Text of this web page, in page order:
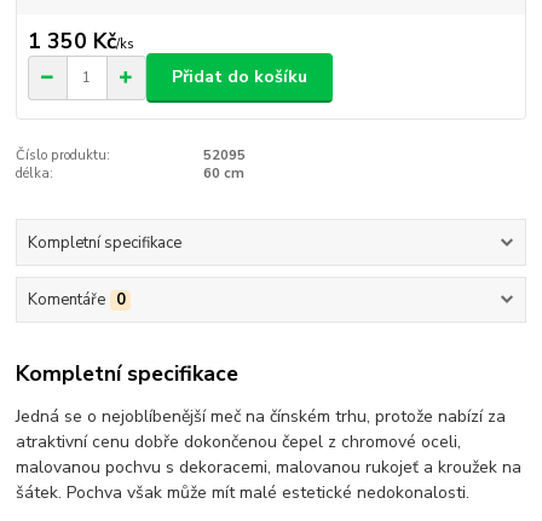
1 350 Kč/ks
Přidat do košíku
Číslo produktu:
52095
délka:
60 cm
Kompletní specifikace
Komentáře 0
Kompletní specifikace
Jedná se o nejoblíbenější meč na čínském trhu, protože nabízí za
atraktivní cenu dobře dokončenou čepel z chromové oceli,
malovanou pochvu s dekoracemi, malovanou rukojeť a kroužek na
šátek. Pochva však může mít malé estetické nedokonalosti.